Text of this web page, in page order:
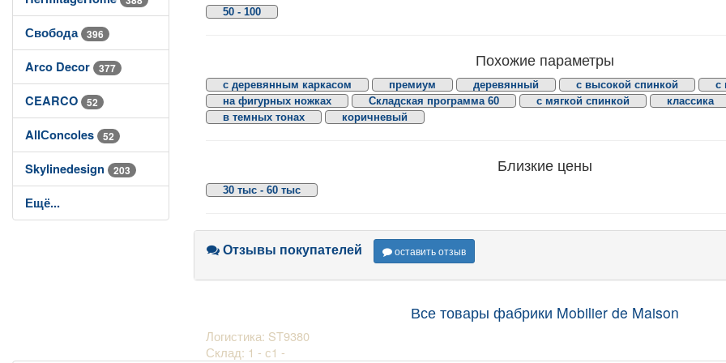
Свобода 396
Arco Decor 377
CEARCO 52
AllСoncoles 52
Skylinedesign 203
Ещё...
50 - 100
Похожие параметры
с деревянным каркасом премиум деревянный с высокой спинкой
с
на фигурных ножках
Складская программа 60 с мягкой спинкой классика
в темных тонах
коричневый
Близкие цены
30 тыс - 60 тыс
Отзывы покупателей оставить отзыв
Все товары фабрики Mobilier de Maison
Логистика: ST9380
Склад: 1 - с1 -